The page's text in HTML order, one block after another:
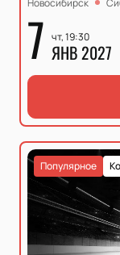
Новосибирск
7 чт, 19:30
ЯНВ 2027
Популярное